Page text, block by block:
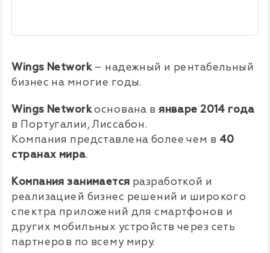
Wings Network– надежный и рентабельный
бизнес на многие годы.
Wings Networkоснована вянваре 2014 года
в Португалии, Лиссабон.
Компания представлена более чем в 40
странах мира.
Компания занимается разработкой и
реализацией бизнес решений и широкого
спектра приложений для смартфонов и
других мобильных устройств через сеть
партнеров по всему миру.